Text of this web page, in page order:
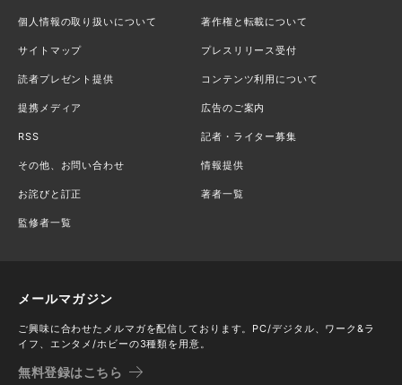
個人情報の取り扱いについて 著作権と転載について
サイトマップ プレスリリース受付
読者プレゼント提供 コンテンツ利用について
提携メディア 広告のご案内
RSS 記者・ライター募集
その他、お問い合わせ 情報提供
お詫びと訂正 著者一覧
監修者一覧
メールマガジン
ご興味に合わせたメルマガを配信しております。PC/デジタル、ワーク&ラ
イフ、エンタメ/ホビーの3種類を用意。
無料登録はこちら